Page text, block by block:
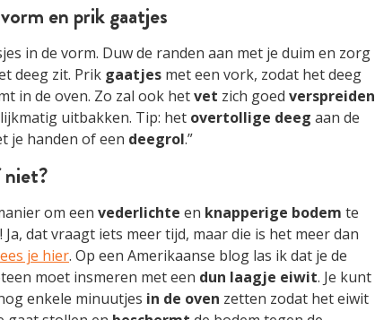
en prik gaatjes
in de vorm. Duw de randen aan met je duim en zorg
deeg zit. Prik gaatjes met een vork, zodat het deeg
in de oven. Zo zal ook hetvet zich goed verspreiden
uitbakken. Tip: het overtollige deeg aan de
je handen of een deegrol.”
om een vederlichte en knapperige bodem te
dat vraagt iets meer tijd, maar die is het meer dan
je hier. Op een Amerikaanse blog las ik dat je de
moet insmeren met een dun laagje eiwit. Je kunt
enkele minuutjes in de oven zetten zodat het eiwit